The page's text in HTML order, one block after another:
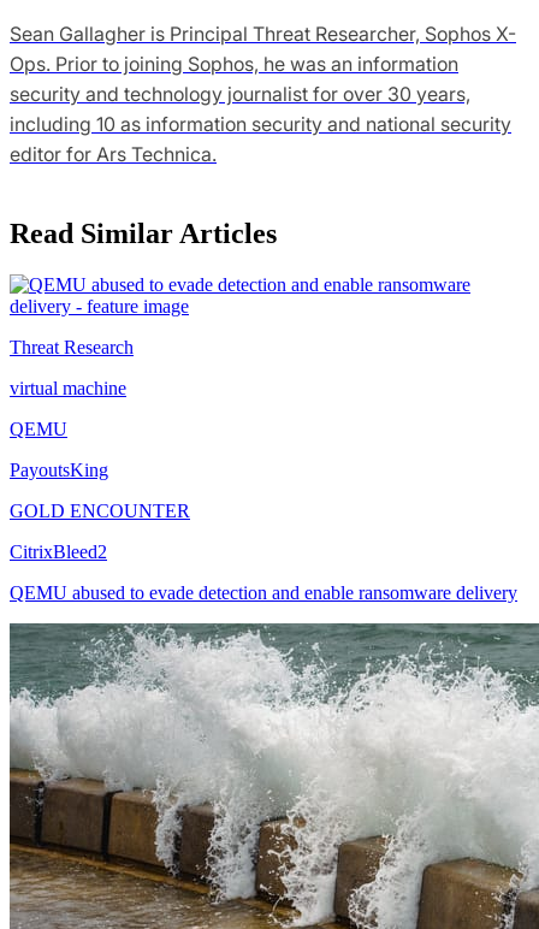
Sean Gallagher is Principal Threat Researcher, Sophos X-
Ops. Prior to joining Sophos, he was an information
security and technology journalist for over 30 years,
including 10 as information security and national security
editor for Ars Technica.
Read Similar Articles
Threat Research
virtual machine
QEMU
PayoutsKing
GOLD ENCOUNTER
CitrixBleed2
QEMU abused to evade detection and enable ransomware delivery